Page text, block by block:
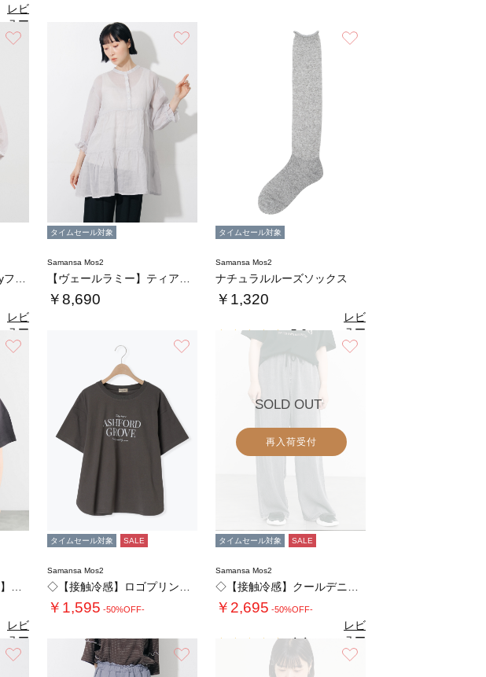
レビ
ュー
を見
る
レビ
ュー
を見
る
タイムセール対象
Samansa Mos2
￥8,690
タイムセール対象
Samansa Mos2
ナチュラルルーズソックス
￥1,320
5.0（3）
レビ
ュー
を見
る
レビ
ュー
を見
る
タイムセール対象 SALE
Samansa Mos2
￥1,595 -50%OFF-
SOLD OUT
再入荷受付
タイムセール対象 SALE
Samansa Mos2
￥2,695 -50%OFF-
4.4（7）
レビ
ュー
を見
る